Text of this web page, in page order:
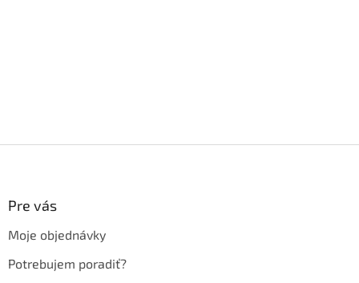
Pre vás
Moje objednávky
Potrebujem poradiť?